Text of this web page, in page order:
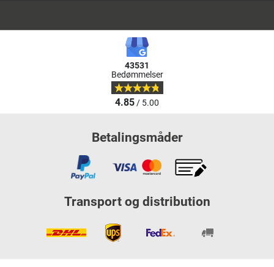
43531
Bedømmelser
4.85/ 5.00
Betalingsmåder
Transport og distribution